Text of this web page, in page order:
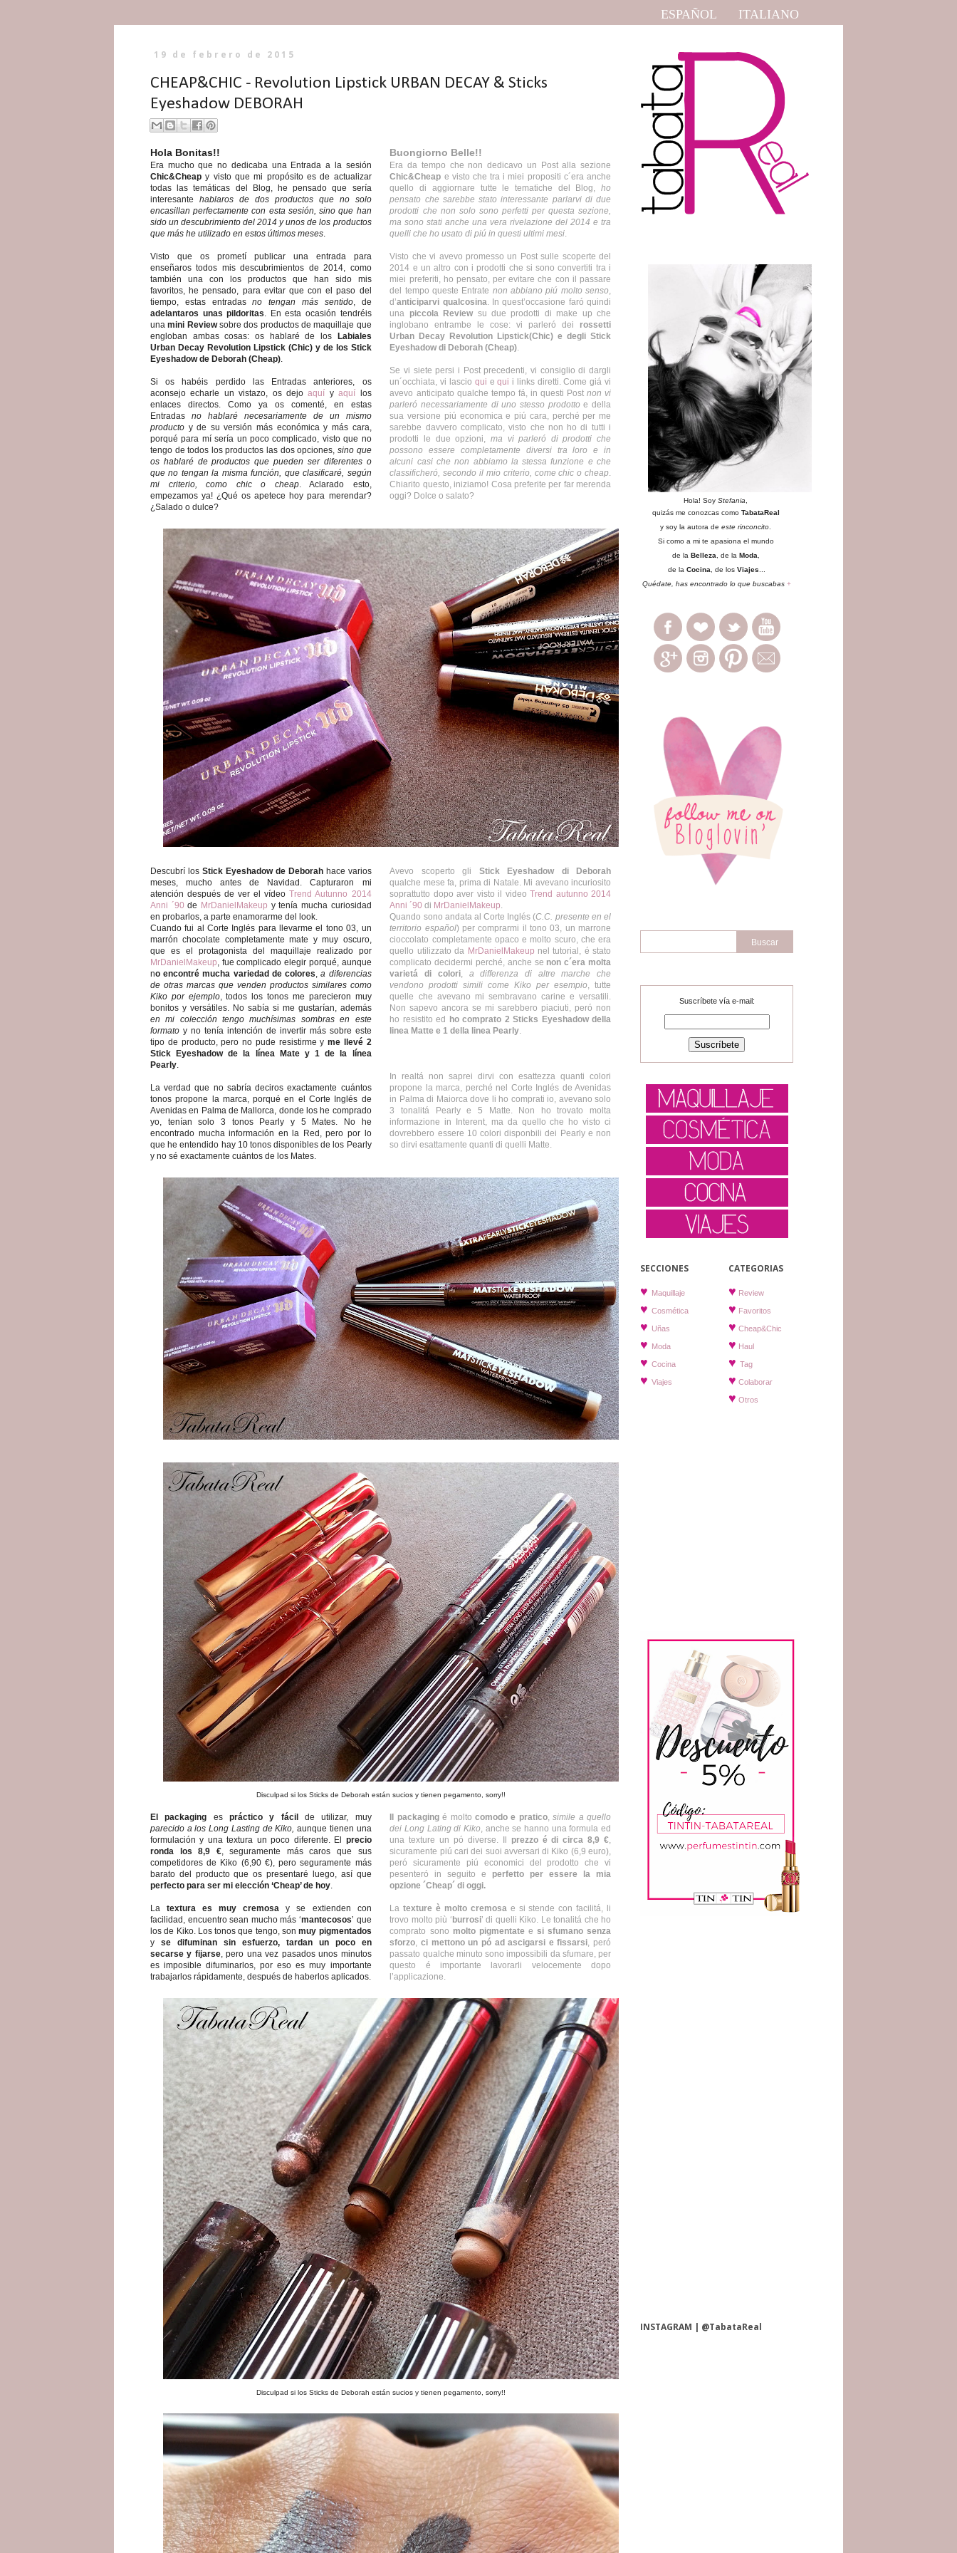
ESPAÑOL ITALIANO
19 de febrero de 2015
CHEAP&CHIC - Revolution Lipstick URBAN DECAY & Sticks
Eyeshadow DEBORAH
Hola Bonitas!!
Era mucho que no dedicaba una Entrada a la sesión
Chic&Cheap y visto que mi propósito es de actualizar
todas las temáticas del Blog, he pensado que sería
interesante hablaros de dos productos que no solo
encasillan perfectamente con esta sesión, sino que han
sido un descubrimiento del 2014 y unos de los productos
que más he utilizado en estos últimos meses
Visto que os prometí publicar una entrada para
enseñaros todos mis descubrimientos de 2014, como
también una con los productos que han sido mis
favoritos, he pensado, para evitar que con el paso del
tiempo, estas entradasno tengan más sentido, de
adelantaros unas pildoritas . En esta ocasión tendréis
unamini Reviewsobre dos productos de maquillaje que
engloban ambas cosas: os hablaré de los Labiales
Urban Decay Revolution Lipstick (Chic) y de los Stick
Eyeshadow de Deborah (Cheap)
Si os habéis perdido las Entradas anteriores, os
aconsejo echarle un vistazo, os dejoaquí yaquí los
enlaces directos. Como ya os comenté, en estas
Entradas no hablaré necesariamente de un mismo
producto y de su versión más económica y más cara,
porqué para mí sería un poco complicado, visto que no
tengo de todos los productos las dos opciones, sino que
os hablaré de productos que pueden ser diferentes o
que no tengan la misma función, que clasificaré, según
mi criterio, como chic o cheap. Aclarado esto,
empezamos ya! ¿Qué os apetece hoy para merendar?
¿Salado o dulce?
Buongiorno Belle!!
Era da tempo che non dedicavo un Post alla sezione
Chic&Cheap e visto che tra i miei propositi c´era anche
quello di aggiornare tutte le tematiche del Blog, ho
pensato che sarebbe stato interessante parlarvi di due
prodotti che non solo sono perfetti per questa sezione,
ma sono stati anche una vera rivelazione del 2014 e tra
quelli che ho usato di piú in questi ultimi mesi
Visto che vi avevo promesso un Post sulle scoperte del
2014 e un altro con i prodotti che si sono convertiti tra i
miei preferiti, ho pensato, per evitare che con il passare
del tempo queste Entrate non abbiano piú molto senso
d’anticiparvi qualcosina . In quest’occasione faró quindi
una piccola Reviewsu due prodotti di make up che
inglobano entrambe le cose: vi parleró dei rossetti
Urban Decay Revolution Lipstick(Chic) e degli Stick
Eyeshadow di Deborah (Cheap)
Se vi siete persi i Post precedenti, vi consiglio di dargli
un´occhiata, vi lascio qui equi i links diretti. Come giá vi
avevo anticipato qualche tempo fá, in questi Post non vi
parleró necessariamente di uno stesso prodottoe della
sua versione piú economica e piú cara, perché per me
sarebbe davvero complicato, visto che non ho di tutti i
prodotti le due opzioni, ma vi parleró di prodotti che
possono essere completamente diversi tra loro e in
alcuni casi che non abbiamo la stessa funzione e che
classificheró, secondo il mio criterio, come chic o cheap
Chiarito questo, iniziamo! Cosa preferite per far merenda
oggi? Dolce o salato?
Descubrí los Stick Eyeshadow de Deborahhace varios
meses, mucho antes de Navidad. Capturaron mi
atención después de ver el vídeoTrend Autunno 2014
Anni ´90 de MrDanielMakeup y tenía mucha curiosidad
en probarlos, a parte enamorarme del look.
Cuando fui al Corte Inglés para llevarme el tono 03, un
marrón chocolate completamente mate y muy oscuro,
que es el protagonista del maquillaje realizado por
MrDanielMakeup , fue complicado elegir porqué, aunque
no encontré mucha variedad de colores ,a diferencias
de otras marcas que venden productos similares como
Kiko por ejemplo, todos los tonos me parecieron muy
bonitos y versátiles. No sabía si me gustarían, además
en mi colección tengo muchísimas sombras en este
formato y no tenía intención de invertir más sobre este
tipo de producto, pero no pude resistirme yme llevé 2
Stick Eyeshadow de la línea Mate y 1 de la línea
Pearly
La verdad que no sabría deciros exactamente cuántos
tonos propone la marca, porqué en el Corte Inglés de
Avenidas en Palma de Mallorca, donde los he comprado
yo, tenían solo 3 tonos Pearly y 5 Mates. No he
encontrado mucha información en la Red, pero por lo
que he entendido hay 10 tonos disponibles de los Pearly
y no sé exactamente cuántos de los Mates.
Avevo scoperto gli Stick Eyeshadow di Deborah
qualche mese fa, prima di Natale. Mi avevano incuriosito
soprattutto dopo aver visto il videoTrend autunno 2014
Anni ´90 di MrDanielMakeup
Quando sono andata al Corte Inglés (C.C. presente en el
territorio español) per comprarmi il tono 03, un marrone
cioccolato completamente opaco e molto scuro, che era
quello utilizzato da MrDanielMakeup nel tutorial, é stato
complicato decidermi perché, anche se non c´era molta
varietá di colori, a differenza di altre marche che
vendono prodotti simili come Kiko per esempio , tutte
quelle che avevano mi sembravano carine e versatili.
Non sapevo ancora se mi sarebbero piaciuti, peró non
ho resistito ed ho comprato 2 Sticks Eyeshadow della
linea Matte e 1 della linea Pearly
In realtá non saprei dirvi con esattezza quanti colori
propone la marca, perché nel Corte Inglés de Avenidas
in Palma di Maiorca dove li ho comprati io, avevano solo
3 tonalitá Pearly e 5 Matte. Non ho trovato molta
informazione in Interent, ma da quello che ho visto ci
dovrebbero essere 10 colori disponbili dei Pearly e non
so dirvi esattamente quanti di quelli Matte.
Disculpad si los Sticks de Deborah están sucios y tienen pegamento, sorry!!
El packaging es práctico y fácilde utilizar, muy
parecido a los Long Lasting de Kiko, aunque tienen una
formulación y una textura un poco diferente. El precio
ronda los 8,9 €, seguramente más caros que sus
competidores de Kiko (6,90 €), pero seguramente más
barato del producto que os presentaré luego, así que
perfecto para ser mi elección ‘Cheap’ de hoy
Latextura es muy cremosa y se extienden con
facilidad, encuentro sean mucho más ‘mantecosos’ que
los de Kiko. Los tonos que tengo, sonmuy pigmentados
y se difuminan sin esfuerzo, tardan un poco en
secarse y fijarse, pero una vez pasados unos minutos
es imposible difuminarlos, por eso es muy importante
trabajarlos rápidamente, después de haberlos aplicados.
Il packagingé moltocomodo e pratico,simile a quello
dei Long Lating di Kiko , anche se hanno una formula ed
una texture un pó diverse. Il prezzo é di circa 8,9 €
sicuramente piú cari dei suoi avversari di Kiko (6,9 euro),
peró sicuramente piú economici del prodotto che vi
pesenteró in seguito e perfetto per essere la mia
opzione ´Cheap´ di oggi.
Latexture è molto cremosa e si stende con facilitá, li
trovo molto più ‘burrosi’ di quelli Kiko. Le tonalitá che ho
comprato sono molto pigmentate e si sfumano senza
sforzo ,ci mettono un pó ad ascigarsi e fissarsi , peró
passato qualche minuto sono impossibili da sfumare, per
questo é importante lavorarli velocemente dopo
l’applicazione.
Disculpad si los Sticks de Deborah están sucios y tienen pegamento, sorry!!
Hola! Soy Stefania
quizás me conozcas como TabataReal
y soy la autora de este rinconcito
Si como a mi te apasiona el mundo
de la Belleza , de la Moda
de la Cocina , de los Viajes
Quédate , has encontrado lo que buscabas +
Buscar
Suscríbete vía e-mail:
SECCIONES
♥ Maquillaje
♥ Cosmética
♥ Uñas
♥ Moda
♥ Cocina
♥ Viajes
CATEGORIAS
♥ Review
♥ Favoritos
♥ Cheap&Chic
♥ Haul
♥ Tag
♥ Colaborar
♥ Otros
INSTAGRAM | @TabataReal